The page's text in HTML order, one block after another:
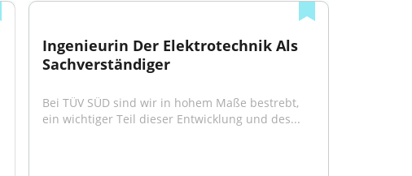
Ingenieurin Der Elektrotechnik Als
Sachverständiger
Bei TÜV SÜD sind wir in hohem Maße bestrebt,
ein wichtiger Teil dieser Entwicklung und des...